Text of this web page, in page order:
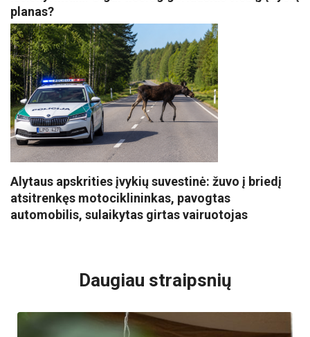
planas?
Alytaus apskrities įvykių suvestinė: žuvo į briedį
atsitrenkęs motociklininkas, pavogtas
automobilis, sulaikytas girtas vairuotojas
Daugiau straipsnių